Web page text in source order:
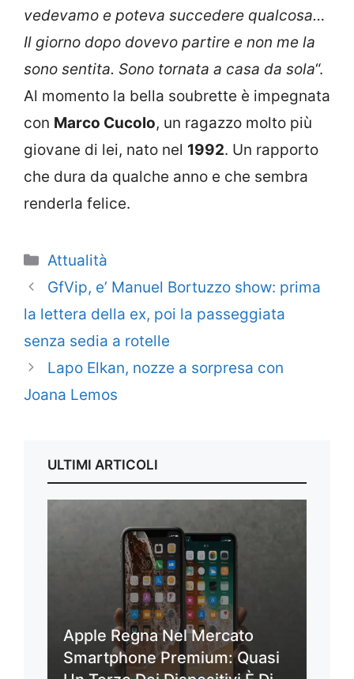
vedevamo e poteva succedere qualcosa…
Il giorno dopo dovevo partire e non me la
sono sentita. Sono tornata a casa da sola“.
Al momento la bella soubrette è impegnata
con Marco Cucolo, un ragazzo molto più
giovane di lei, nato nel 1992. Un rapporto
che dura da qualche anno e che sembra
renderla felice.
Categorie
Attualità
GfVip, e’ Manuel Bortuzzo show: prima
la lettera della ex, poi la passeggiata
senza sedia a rotelle
Lapo Elkan, nozze a sorpresa con
Joana Lemos
ULTIMI ARTICOLI
Apple Regna Nel Mercato
Smartphone Premium: Quasi